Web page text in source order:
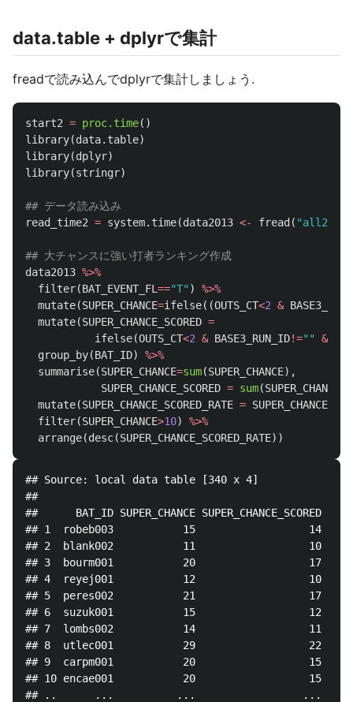
data.table + dplyrで集計
freadで読み込んでdplyrで集計しましょう.
start2 = proc.time()
library(data.table)
library(dplyr)
library(stringr)
## データ読み込み
read_time2 = system.time(data2013 <- fread (
## 大チャンスに強い打者ランキング作成
data2013 %>%
filter(BAT_EVENT_FL =="T" )
%>%
mutate(SUPER_CHANCE=ifelse((OUTS_CT<2 &
mutate(SUPER_CHANCE_SCORED =
ifelse(OUTS_CT<2 & BASE3_RUN_ID!="" &
group_by(BAT_ID)
%>%
summarise(SUPER_CHANCE=sum(SUPER_CHANCE),
SUPER_CHANCE_SCORED = sum(
mutate(SUPER_CHANCE_SCORED_RATE =
filter(SUPER_CHANCE>10)
%>%
arrange(desc(SUPER_CHANCE_SCORED_RATE))
## Source: local data table [340 x 4]
##
##      BAT_ID SUPER_CHANCE SUPER_CHANCE_SCORED
## 1  robeb003           15                  14
## 2  blank002           11                  10
## 3  bourm001           20                  17
## 4  reyej001           12                  10
## 5  peres002           21                  17
## 6  suzuk001           15                  12
## 7  lombs002           14                  11
## 8  utlec001           29                  22
## 9  carpm001           20                  15
## 10 encae001           20                  15